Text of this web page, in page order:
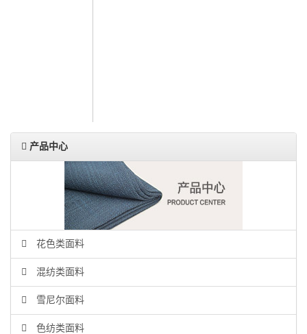
产品中心
花色类面料
混纺类面料
雪尼尔面料
色纺类面料